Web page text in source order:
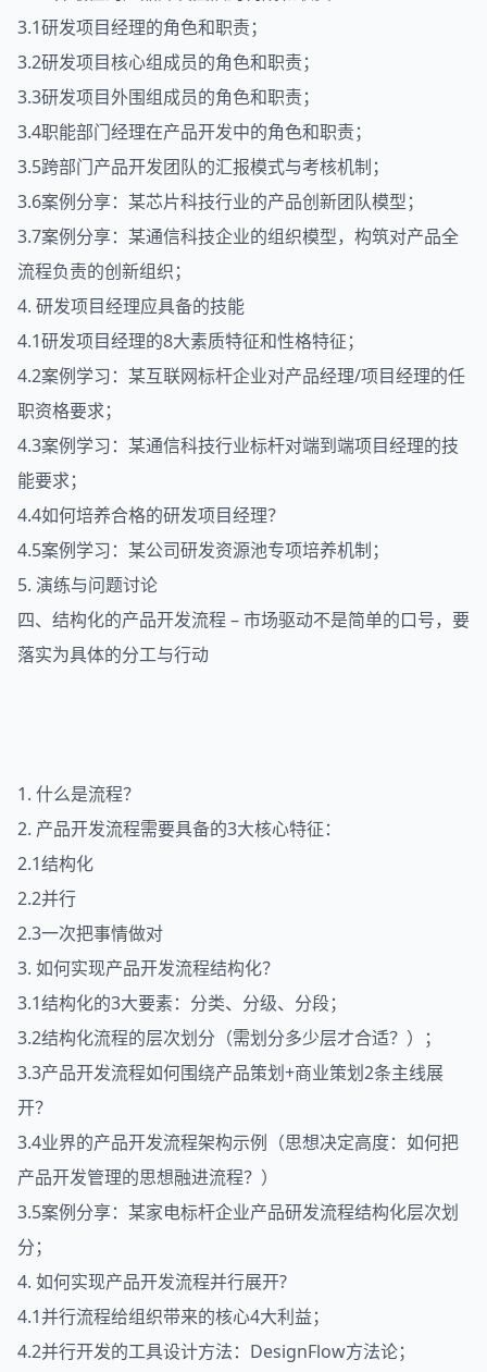
3.1研发项目经理的角色和职责；
3.2研发项目核心组成员的角色和职责；
3.3研发项目外围组成员的角色和职责；
3.4职能部门经理在产品开发中的角色和职责；
3.5跨部门产品开发团队的汇报模式与考核机制；
3.6案例分享：某芯片科技行业的产品创新团队模型；
3.7案例分享：某通信科技企业的组织模型，构筑对产品全
流程负责的创新组织；
4. 研发项目经理应具备的技能
4.1研发项目经理的8大素质特征和性格特征；
4.2案例学习：某互联网标杆企业对产品经理/项目经理的任
职资格要求；
4.3案例学习：某通信科技行业标杆对端到端项目经理的技
能要求；
4.4如何培养合格的研发项目经理？
4.5案例学习：某公司研发资源池专项培养机制；
5. 演练与问题讨论
四、结构化的产品开发流程 – 市场驱动不是简单的口号，要
落实为具体的分工与行动
1. 什么是流程？
2. 产品开发流程需要具备的3大核心特征：
2.1结构化
2.2并行
2.3一次把事情做对
3. 如何实现产品开发流程结构化？
3.1结构化的3大要素：分类、分级、分段；
3.2结构化流程的层次划分（需划分多少层才合适？）；
3.3产品开发流程如何围绕产品策划+商业策划2条主线展
开？
3.4业界的产品开发流程架构示例（思想决定高度：如何把
产品开发管理的思想融进流程？）
3.5案例分享：某家电标杆企业产品研发流程结构化层次划
分；
4. 如何实现产品开发流程并行展开?
4.1并行流程给组织带来的核心4大利益；
4.2并行开发的工具设计方法：DesignFlow方法论；